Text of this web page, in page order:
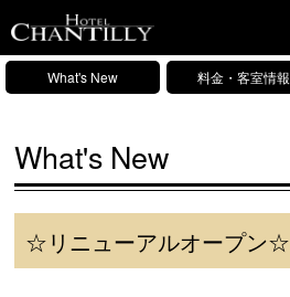
What's New 料金・客室情報
What's New
☆リニューアルオープン☆